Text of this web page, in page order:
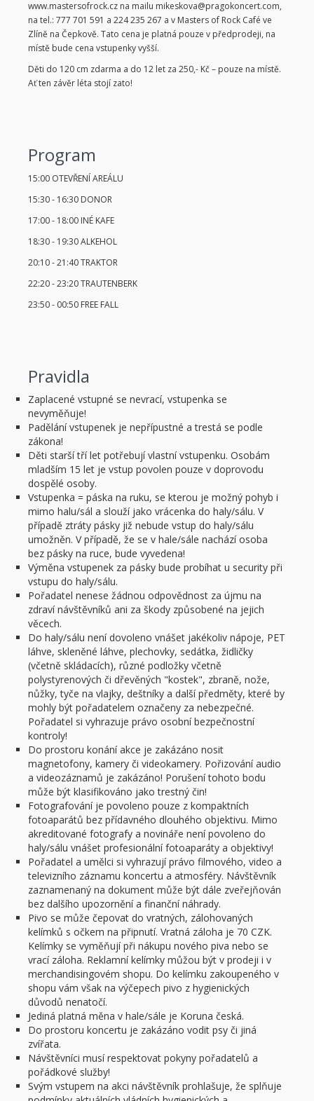
www.mastersofrock.cz na mailu mikeskova@pragokoncert.com,
na tel.: 777 701 591 a 224 235 267 a v Masters of Rock Café ve
Zlíně na Čepkově. Tato cena je platná pouze v předprodeji, na
místě bude cena vstupenky vyšší.
Děti do 120 cm zdarma a do 12 let za 250,- Kč – pouze na místě.
Ať ten závěr léta stojí zato!
Program
15:00 OTEVŘENÍ AREÁLU
15:30- 16:30 DONOR
17:00- 18:00 INÉ KAFE
18:30- 19:30ALKEHOL
20:10-21:40TRAKTOR
22:20-23:20TRAUTENBERK
23:50- 00:50 FREE FALL
Pravidla
Zaplacené vstupné se nevrací, vstupenka se
nevyměňuje!
Padělání vstupenek je nepřípustné a trestá se podle
zákona!
Děti starší tří let potřebují vlastní vstupenku. Osobám
mladším 15 let je vstup povolen pouze v doprovodu
dospělé osoby.
Vstupenka = páska na ruku, se kterou je možný pohyb i
mimo halu/sál a slouží jako vrácenka do haly/sálu. V
případě ztráty pásky již nebude vstup do haly/sálu
umožněn. V případě, že se v hale/sále nachází osoba
bez pásky na ruce, bude vyvedena!
Výměna vstupenek za pásky bude probíhat u security při
vstupu do haly/sálu.
Pořadatel nenese žádnou odpovědnost za újmu na
zdraví návštěvníků ani za škody způsobené na jejich
věcech.
Do haly/sálu není dovoleno vnášet jakékoliv nápoje, PET
láhve, skleněné láhve, plechovky, sedátka, židličky
(včetně skládacích), různé podložky včetně
polystyrenových či dřevěných "kostek", zbraně, nože,
nůžky, tyče na vlajky, deštníky a další předměty, které by
mohly být pořadatelem označeny za nebezpečné.
Pořadatel si vyhrazuje právo osobní bezpečnostní
kontroly!
Do prostoru konání akce je zakázáno nosit
magnetofony, kamery či videokamery. Pořizování audio
a videozáznamů je zakázáno! Porušení tohoto bodu
může být klasifikováno jako trestný čin!
Fotografování je povoleno pouze z kompaktních
fotoaparátů bez přídavného dlouhého objektivu. Mimo
akreditované fotografy a novináře není povoleno do
haly/sálu vnášet profesionální fotoaparáty a objektivy!
Pořadatel a umělci si vyhrazují právo filmového, video a
televizního záznamu koncertu a atmosféry. Návštěvník
zaznamenaný na dokument může být dále zveřejňován
bez dalšího upozornění a finanční náhrady.
Pivo se může čepovat do vratných, zálohovaných
kelímků s očkem na připnutí. Vratná záloha je 70 CZK.
Kelímky se vyměňují při nákupu nového piva nebo se
vrací záloha. Reklamní kelímky můžou být v prodeji i v
merchandisingovém shopu. Do kelímku zakoupeného v
shopu vám však na výčepech pivo z hygienických
důvodů nenatočí.
Jediná platná měna v hale/sále je Koruna česká.
Do prostoru koncertu je zakázáno vodit psy či jiná
zvířata.
Návštěvníci musí respektovat pokyny pořadatelů a
pořádkové služby!
Svým vstupem na akci návštěvník prohlašuje, že splňuje